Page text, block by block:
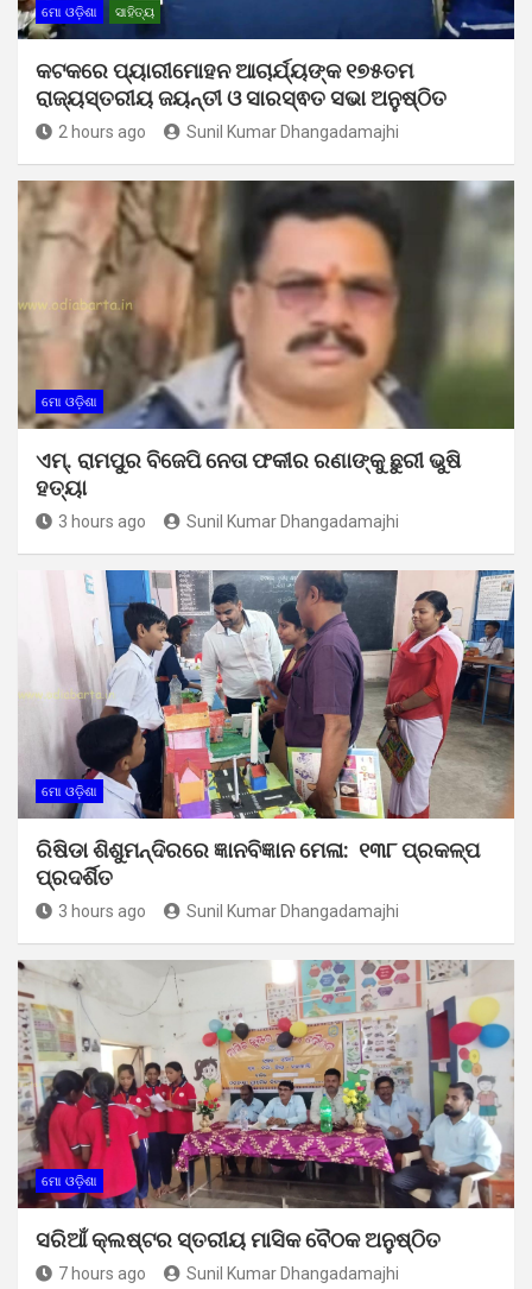
ମୋ ଓଡ଼ିଶା ସାହିତ୍ୟ
କଟକରେ ପ୍ୟାରୀମୋହନ ଆଚାର୍ଯ୍ୟଙ୍କ ୧୭୫ତମ
ରାଜ୍ୟସ୍ତରୀୟ ଜୟନ୍ତୀ ଓ ସାରସ୍ଵତ ସଭା ଅନୁଷ୍ଠିତ
2 hours ago Sunil Kumar Dhangadamajhi
ମୋ ଓଡ଼ିଶା
ଏମ୍. ରାମପୁର ବିଜେପି ନେତା ଫକୀର ରଣାଙ୍କୁ ଛୁରୀ ଭୁଷି
ହତ୍ୟା
3 hours ago Sunil Kumar Dhangadamajhi
ମୋ ଓଡ଼ିଶା
ରିଷିଡା ଶିଶୁମନ୍ଦିରରେ ଜ୍ଞାନବିଜ୍ଞାନ ମେଳା: ୧୩୮ ପ୍ରକଳ୍ପ
ପ୍ରଦର୍ଶିତ
3 hours ago Sunil Kumar Dhangadamajhi
ମୋ ଓଡ଼ିଶା
ସରିଆଁ କ୍ଲଷ୍ଟର ସ୍ତରୀୟ ମାସିକ ବୈଠକ ଅନୁଷ୍ଠିତ
7 hours ago Sunil Kumar Dhangadamajhi